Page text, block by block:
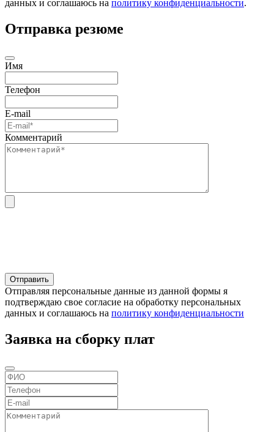
данных и соглашаюсь на политику конфиденциальности.
Отправка резюме
Имя
Телефон
E-mail
Комментарий
Отправляя персональные данные из данной формы я
подтверждаю свое согласие на обработку персональных
данных и соглашаюсь на политику конфиденциальности
Заявка на сборку плат